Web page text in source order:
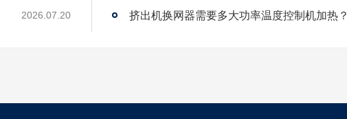
2026.07.20 挤出机换网器需要多大功率温度控制机加热？